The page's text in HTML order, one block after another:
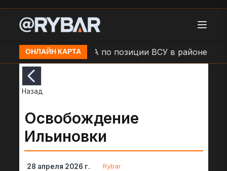
ОНЛАЙН КАРТА
Удар БЛА по позиции ВСУ в районе н.п.
Назад
Освобождение
Ильиновки
28 апреля 2026 г. Rybar